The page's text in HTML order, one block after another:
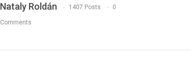
Nataly Roldán 1407 Posts 0
Comments